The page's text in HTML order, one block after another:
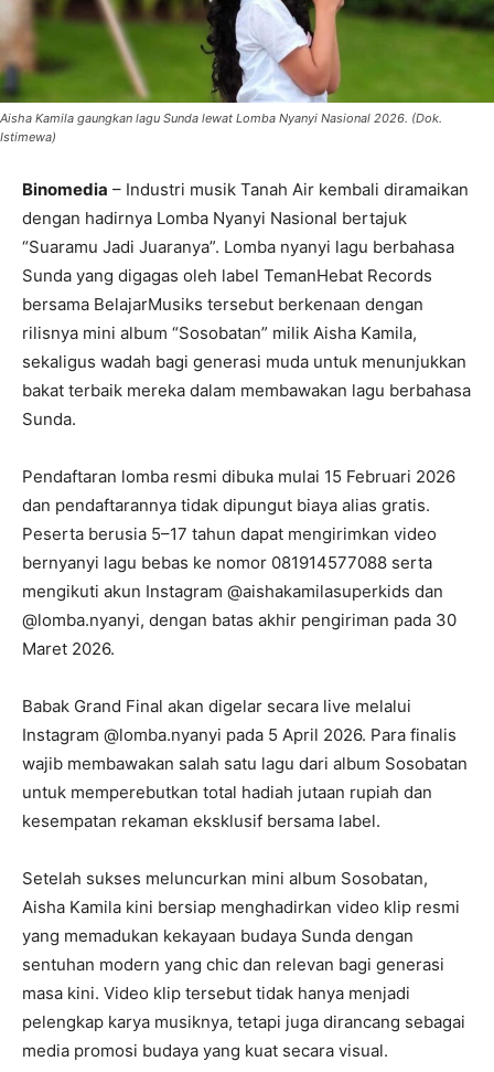
Aisha Kamila gaungkan lagu Sunda lewat Lomba Nyanyi Nasional 2026. (Dok.
Istimewa)
Binomedia – Industri musik Tanah Air kembali diramaikan
dengan hadirnya Lomba Nyanyi Nasional bertajuk
“Suaramu Jadi Juaranya”. Lomba nyanyi lagu berbahasa
Sunda yang digagas oleh label TemanHebat Records
bersama BelajarMusiks tersebut berkenaan dengan
rilisnya mini album “Sosobatan” milik Aisha Kamila,
sekaligus wadah bagi generasi muda untuk menunjukkan
bakat terbaik mereka dalam membawakan lagu berbahasa
Sunda.
Pendaftaran lomba resmi dibuka mulai 15 Februari 2026
dan pendaftarannya tidak dipungut biaya alias gratis.
Peserta berusia 5–17 tahun dapat mengirimkan video
bernyanyi lagu bebas ke nomor 081914577088 serta
mengikuti akun Instagram @aishakamilasuperkids dan
@lomba.nyanyi, dengan batas akhir pengiriman pada 30
Maret 2026.
Babak Grand Final akan digelar secara live melalui
Instagram @lomba.nyanyi pada 5 April 2026. Para finalis
wajib membawakan salah satu lagu dari album Sosobatan
untuk memperebutkan total hadiah jutaan rupiah dan
kesempatan rekaman eksklusif bersama label.
Setelah sukses meluncurkan mini album Sosobatan,
Aisha Kamila kini bersiap menghadirkan video klip resmi
yang memadukan kekayaan budaya Sunda dengan
sentuhan modern yang chic dan relevan bagi generasi
masa kini. Video klip tersebut tidak hanya menjadi
pelengkap karya musiknya, tetapi juga dirancang sebagai
media promosi budaya yang kuat secara visual.